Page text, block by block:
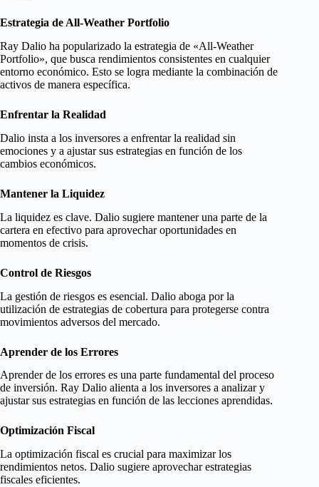
Estrategia de All-Weather Portfolio
Ray Dalio ha popularizado la estrategia de «All-Weather
Portfolio», que busca rendimientos consistentes en cualquier
entorno económico. Esto se logra mediante la combinación de
activos de manera específica.
Enfrentar la Realidad
Dalio insta a los inversores a enfrentar la realidad sin
emociones y a ajustar sus estrategias en función de los
cambios económicos.
Mantener la Liquidez
La liquidez es clave. Dalio sugiere mantener una parte de la
cartera en efectivo para aprovechar oportunidades en
momentos de crisis.
Control de Riesgos
La gestión de riesgos es esencial. Dalio aboga por la
utilización de estrategias de cobertura para protegerse contra
movimientos adversos del mercado.
Aprender de los Errores
Aprender de los errores es una parte fundamental del proceso
de inversión. Ray Dalio alienta a los inversores a analizar y
ajustar sus estrategias en función de las lecciones aprendidas.
Optimización Fiscal
La optimización fiscal es crucial para maximizar los
rendimientos netos. Dalio sugiere aprovechar estrategias
fiscales eficientes.